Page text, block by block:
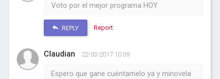
Voto por el mejor programa HOY
REPLY Report
Claudian 22-03-2017 10:09
Espero que gane cuéntamelo ya y minovela